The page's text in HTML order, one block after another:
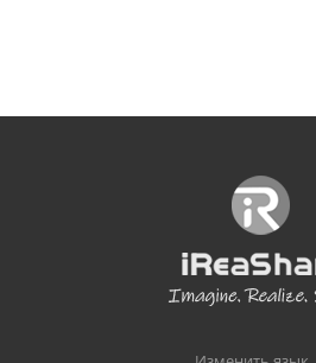
Изменить язык